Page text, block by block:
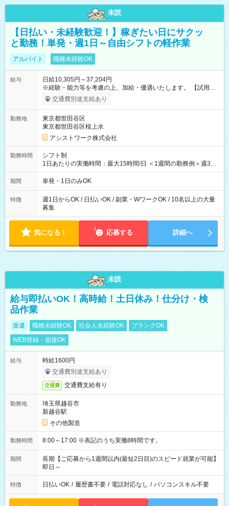
未読
【日払い・未経験歓迎！】稼ぎたい日にサクッ
と勤務！単発・週1日～自由シフトの軽作業
アルバイト 職種未経験OK
給与
日給10,305円～37,204円
※経験・能力等を考慮の上、加給・優遇いたします。 【試用期
間】試用期間なし
交通費別途支給あり
勤務地
東京都世田谷区
東京都世田谷区桜上水
アシストワーク株式会社
勤務時間
シフト制
1日あたりの実働時間：最大15時間/日 ＜1週間の勤務例＞週3回
勤務 勤務：月・水・金 休み：火・木・土・日 好きな時にお仕事
可能です！ ※1日あたりの最大実働時間は日勤、夜勤共に勤務し
期間 単発・1日のみOK
特徴
週1日からOK / 日払いOK / 副業・WワークOK / 10名以上の大量
募集
気になる！ 応募する 詳細へ
未読
給与即払いOK！高時給！土日休み！仕分け・検
品作業
派遣 職種未経験OK 社会人未経験OK
ブランクOK
WEB登録・面接OK
給与
時給1600円
交通費別途支給あり
交通費 交通費支給有り
勤務地
埼玉県越谷市
新越谷駅
その他製造
勤務時間 8:00～17:00 ※表記のうち実働8時間です。
期間
長期【ご応募から1週間以内(最短2日目)のスピード就業が可能】
即日～
特徴 日払いOK / 履歴書不要 / 電話対応なし / パソコンスキル不要